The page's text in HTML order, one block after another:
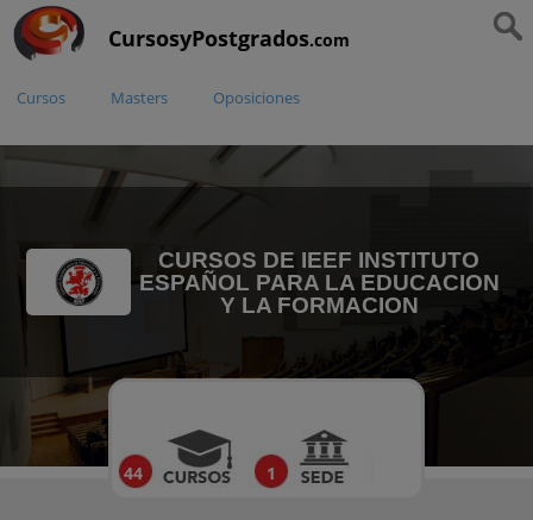
CursosyPostgrados.com
Cursos Masters Oposiciones
CURSOS DE IEEF INSTITUTO
ESPAÑOL PARA LA EDUCACION
Y LA FORMACION
44 1